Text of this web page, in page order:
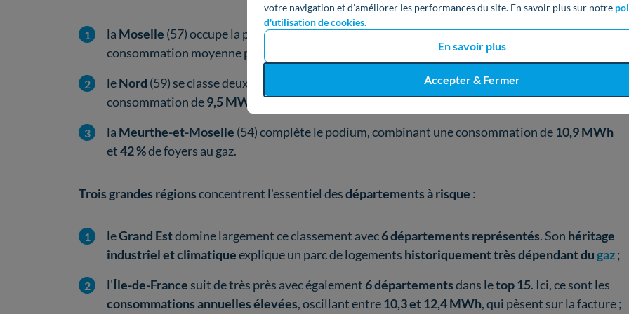
votre navigation et d’améliorer les performances du site. En savoir plus sur notre
d'utilisation de cookies.
En savoir plus
Accepter & Fermer
la Moselle (57) occupe la première place, avec41,9 %delogements chauffés au gazet une
consommation moyenne particulièrement élevée de
12 MWh par an;
leNord (59) se classe deuxième, avec près d' un logement sur deuxconcerné (49,7 %) et une
consommation de9,5 MWh
la Meurthe-et-Moselle (54) complète le podium, combinant une consommation de10,9 MWh
et42 %de foyers au gaz.
Trois grandes régionsconcentrent l'essentiel desdépartements à risque :
leGrand Estdomine largement ce classement avec6 départements représentés. Son héritage
industriel et climatiqueexplique un parc de logements historiquement très dépendant dugaz;
l'Île-de-France suit de très près avec également 6 départementsdans letop 15. Ici, ce sont les
consommations annuelles élevées, oscillant entre10,3 et 12,4 MWh, qui pèsent sur la facture ;